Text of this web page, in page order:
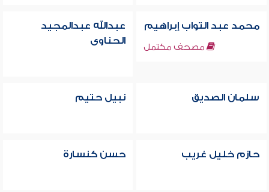
محمد عبد التواب إبراهيم
مصحف مكتمل
عبدالله عبدالمجيد
الحناوى
سلمان الصديق نبيل حتيم
حازم خليل غريب حسن كنسارة